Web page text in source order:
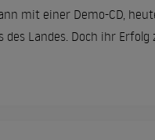
mit einer Demo-CD,
des Landes. Doch ihr